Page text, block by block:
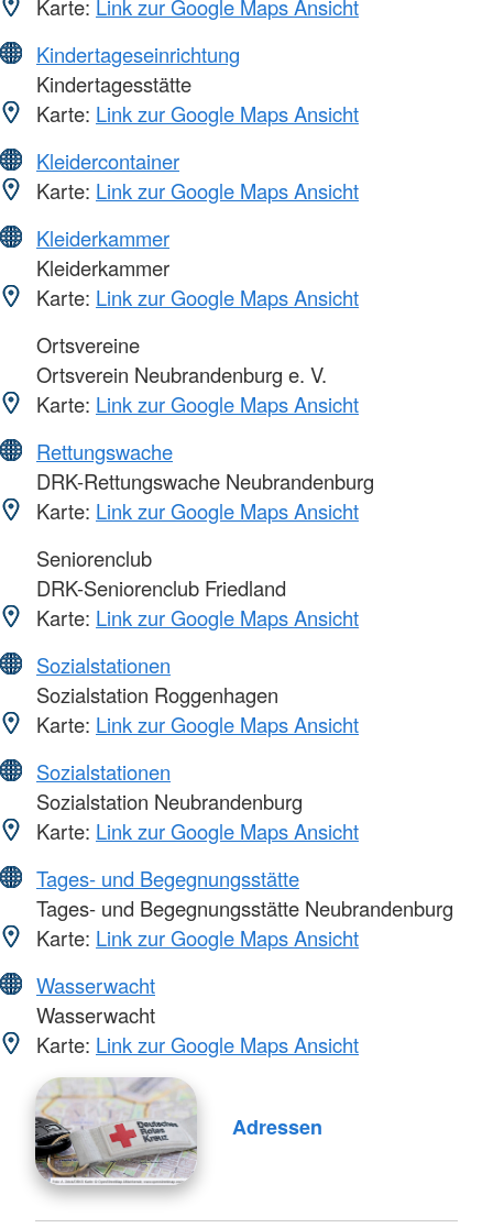
Karte: Link zur Google Maps Ansicht
Kindertageseinrichtung
Kindertagesstätte
Karte: Link zur Google Maps Ansicht
Kleidercontainer
Karte: Link zur Google Maps Ansicht
Kleiderkammer
Kleiderkammer
Karte: Link zur Google Maps Ansicht
Ortsvereine
Ortsverein Neubrandenburg e. V.
Karte: Link zur Google Maps Ansicht
Rettungswache
DRK-Rettungswache Neubrandenburg
Karte: Link zur Google Maps Ansicht
Seniorenclub
DRK-Seniorenclub Friedland
Karte: Link zur Google Maps Ansicht
Sozialstationen
Sozialstation Roggenhagen
Karte: Link zur Google Maps Ansicht
Sozialstationen
Sozialstation Neubrandenburg
Karte: Link zur Google Maps Ansicht
Tages- und Begegnungsstätte
Tages- und Begegnungsstätte Neubrandenburg
Karte: Link zur Google Maps Ansicht
Wasserwacht
Wasserwacht
Karte: Link zur Google Maps Ansicht
Adressen